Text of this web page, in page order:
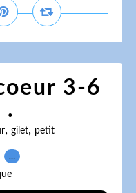
3-6
.
, gilet, petit
…